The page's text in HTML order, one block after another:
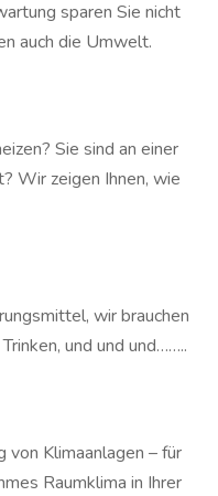
sparen Sie nicht
auch die Umwelt.
Sie sind an einer
Wir zeigen Ihnen, wie
wir brauchen
und und und……..
von Klimaanlagen – für
Raumklima in Ihrer